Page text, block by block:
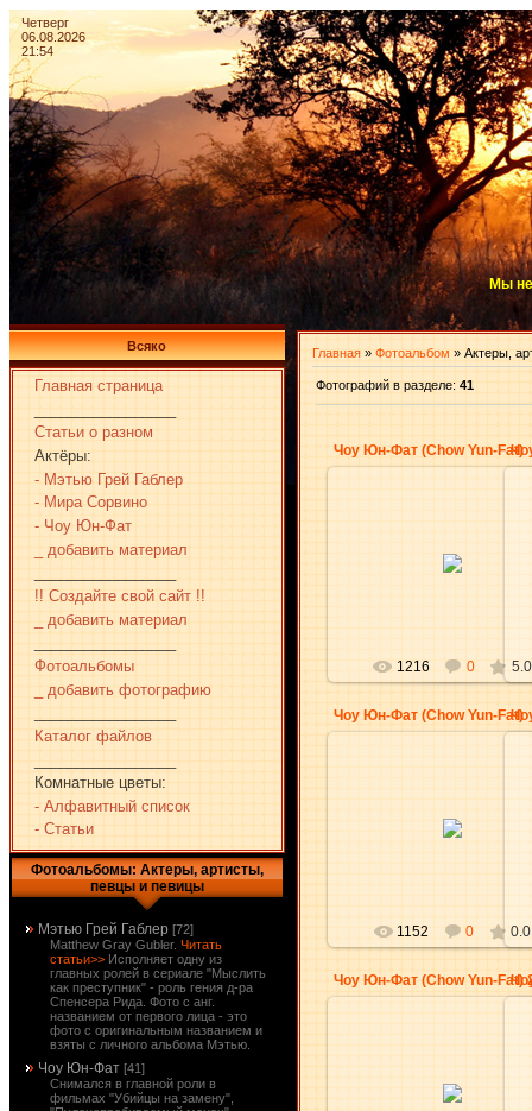
Четверг
06.08.2026
21:54
Мы не
Всяко
Главная страница
Статьи о разном
Актёры:
- Мэтью Грей Габлер
- Мира Сорвино
- Чоу Юн-Фат
_ добавить материал
!! Создайте свой сайт !!
_ добавить материал
Фотоальбомы
_ добавить фотографию
Каталог файлов
Комнатные цветы:
- Алфавитный список
- Статьи
Фотоальбомы: Актеры, артисты,
певцы и певицы
Мэтью Грей Габлер [72]
Matthew Gray Gubler. Читать
статьи>> Исполняет одну из
главных ролей в сериале "Мыслить
как преступник" - роль гения д-ра
Спенсера Рида. Фото с анг.
названием от первого лица - это
фото с оригинальным названием и
взяты с личного альбома Мэтью.
Чоу Юн-Фат [41]
Снимался в главной роли в
фильмах "Убийцы на замену",
Главная » Фотоальбом » Актеры,
Фотографий в разделе: 41
Чоу Юн-Фат (Chow Yun-Fat)
1216 0 5.0
Чоу Юн-Фат (Chow Yun-Fat)
1152 0 0.0